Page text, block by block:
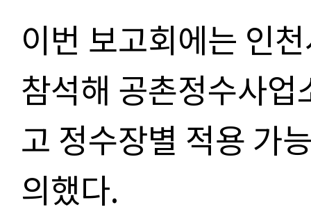
이번 보고회에는 인
참석해 공촌정수사
고 정수장별 적용 가
의했다.